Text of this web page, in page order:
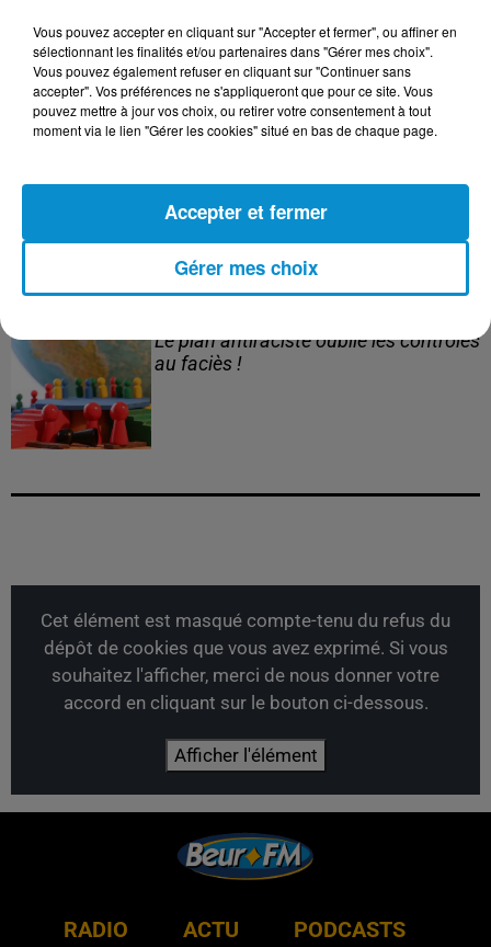
3 août 2026
Le banc des Verts va changer de main
!
Après le drame de Ceuta, des familles
cherchent encore leurs...
Le plan antiraciste oublie les contrôles
au faciès !
Cet élément est masqué compte-tenu du refus du
dépôt de cookies que vous avez exprimé. Si vous
souhaitez l'afficher, merci de nous donner votre
accord en cliquant sur le bouton ci-dessous.
Afficher l'élément
RADIO ACTU PODCASTS
Vous pouvez accepter en cliquant sur "Accepter et fermer", ou affiner en
sélectionnant les finalités et/ou partenaires dans "Gérer mes choix".
Vous pouvez également refuser en cliquant sur "Continuer sans
accepter". Vos préférences ne s'appliqueront que pour ce site. Vous
pouvez mettre à jour vos choix, ou retirer votre consentement à tout
moment via le lien "Gérer les cookies" situé en bas de chaque page.
Gérer mes choix
Accepter et fermer